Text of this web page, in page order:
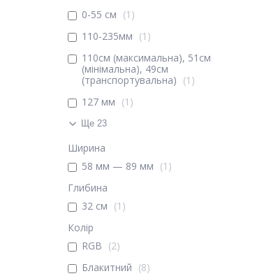
0-55 см
1
110-235мм
1
110см (максимальна), 51см
(мінімальна), 49см
(транспортувальна)
1
127 мм
1
Ще 23
Ширина
58 мм — 89 мм
1
Глибина
32 см
1
Колір
RGB
2
Блакитний
8